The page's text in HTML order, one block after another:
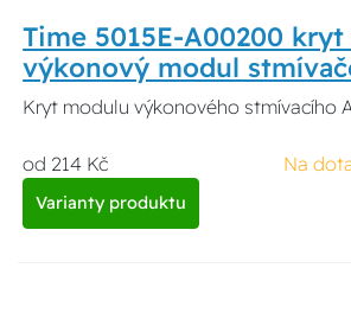
Time 5015E-A00200
výkonový modul
Kryt modulu výkonového stmívacího
od 214 Kč Na
Varianty produktu